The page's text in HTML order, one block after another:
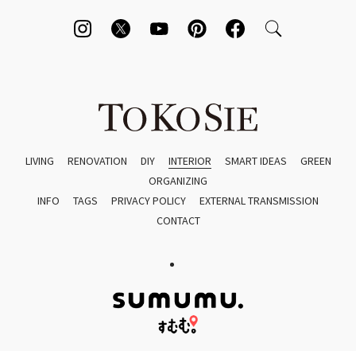
LIVING RENOVATION DIY INTERIOR SMART IDEAS
GREEN
ORGANIZING
INFO
TAGS PRIVACY POLICY
EXTERNAL TRANSMISSION
CONTACT